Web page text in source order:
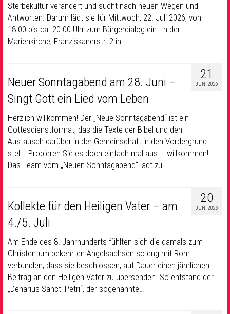
Sterbekultur verändert und sucht nach neuen Wegen und
Antworten. Darum lädt sie für Mittwoch, 22. Juli 2026, von
18.00 bis ca. 20.00 Uhr zum Bürgerdialog ein. In der
Marienkirche, Franziskanerstr. 2 in…
21
JUNI 2026
Neuer Sonntagabend am 28. Juni –
Singt Gott ein Lied vom Leben
Herzlich willkommen! Der „Neue Sonntagabend“ ist ein
Gottesdienstformat, das die Texte der Bibel und den
Austausch darüber in der Gemeinschaft in den Vordergrund
stellt. Probieren Sie es doch einfach mal aus – willkommen!
Das Team vom „Neuen Sonntagabend“ lädt zu…
20
JUNI 2026
Kollekte für den Heiligen Vater – am
4./5. Juli
Am Ende des 8. Jahrhunderts fühlten sich die damals zum
Christentum bekehrten Angelsachsen so eng mit Rom
verbunden, dass sie beschlossen, auf Dauer einen jährlichen
Beitrag an den Heiligen Vater zu übersenden. So entstand der
„Denarius Sancti Petri“, der sogenannte…